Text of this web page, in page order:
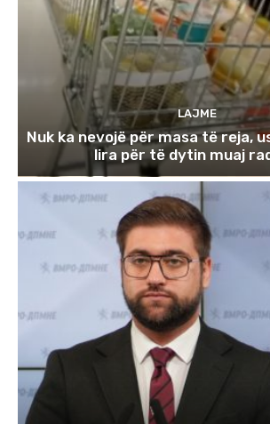
LAJME
Nuk ka nevojë për masa të reja,
lira për të dytin muaj